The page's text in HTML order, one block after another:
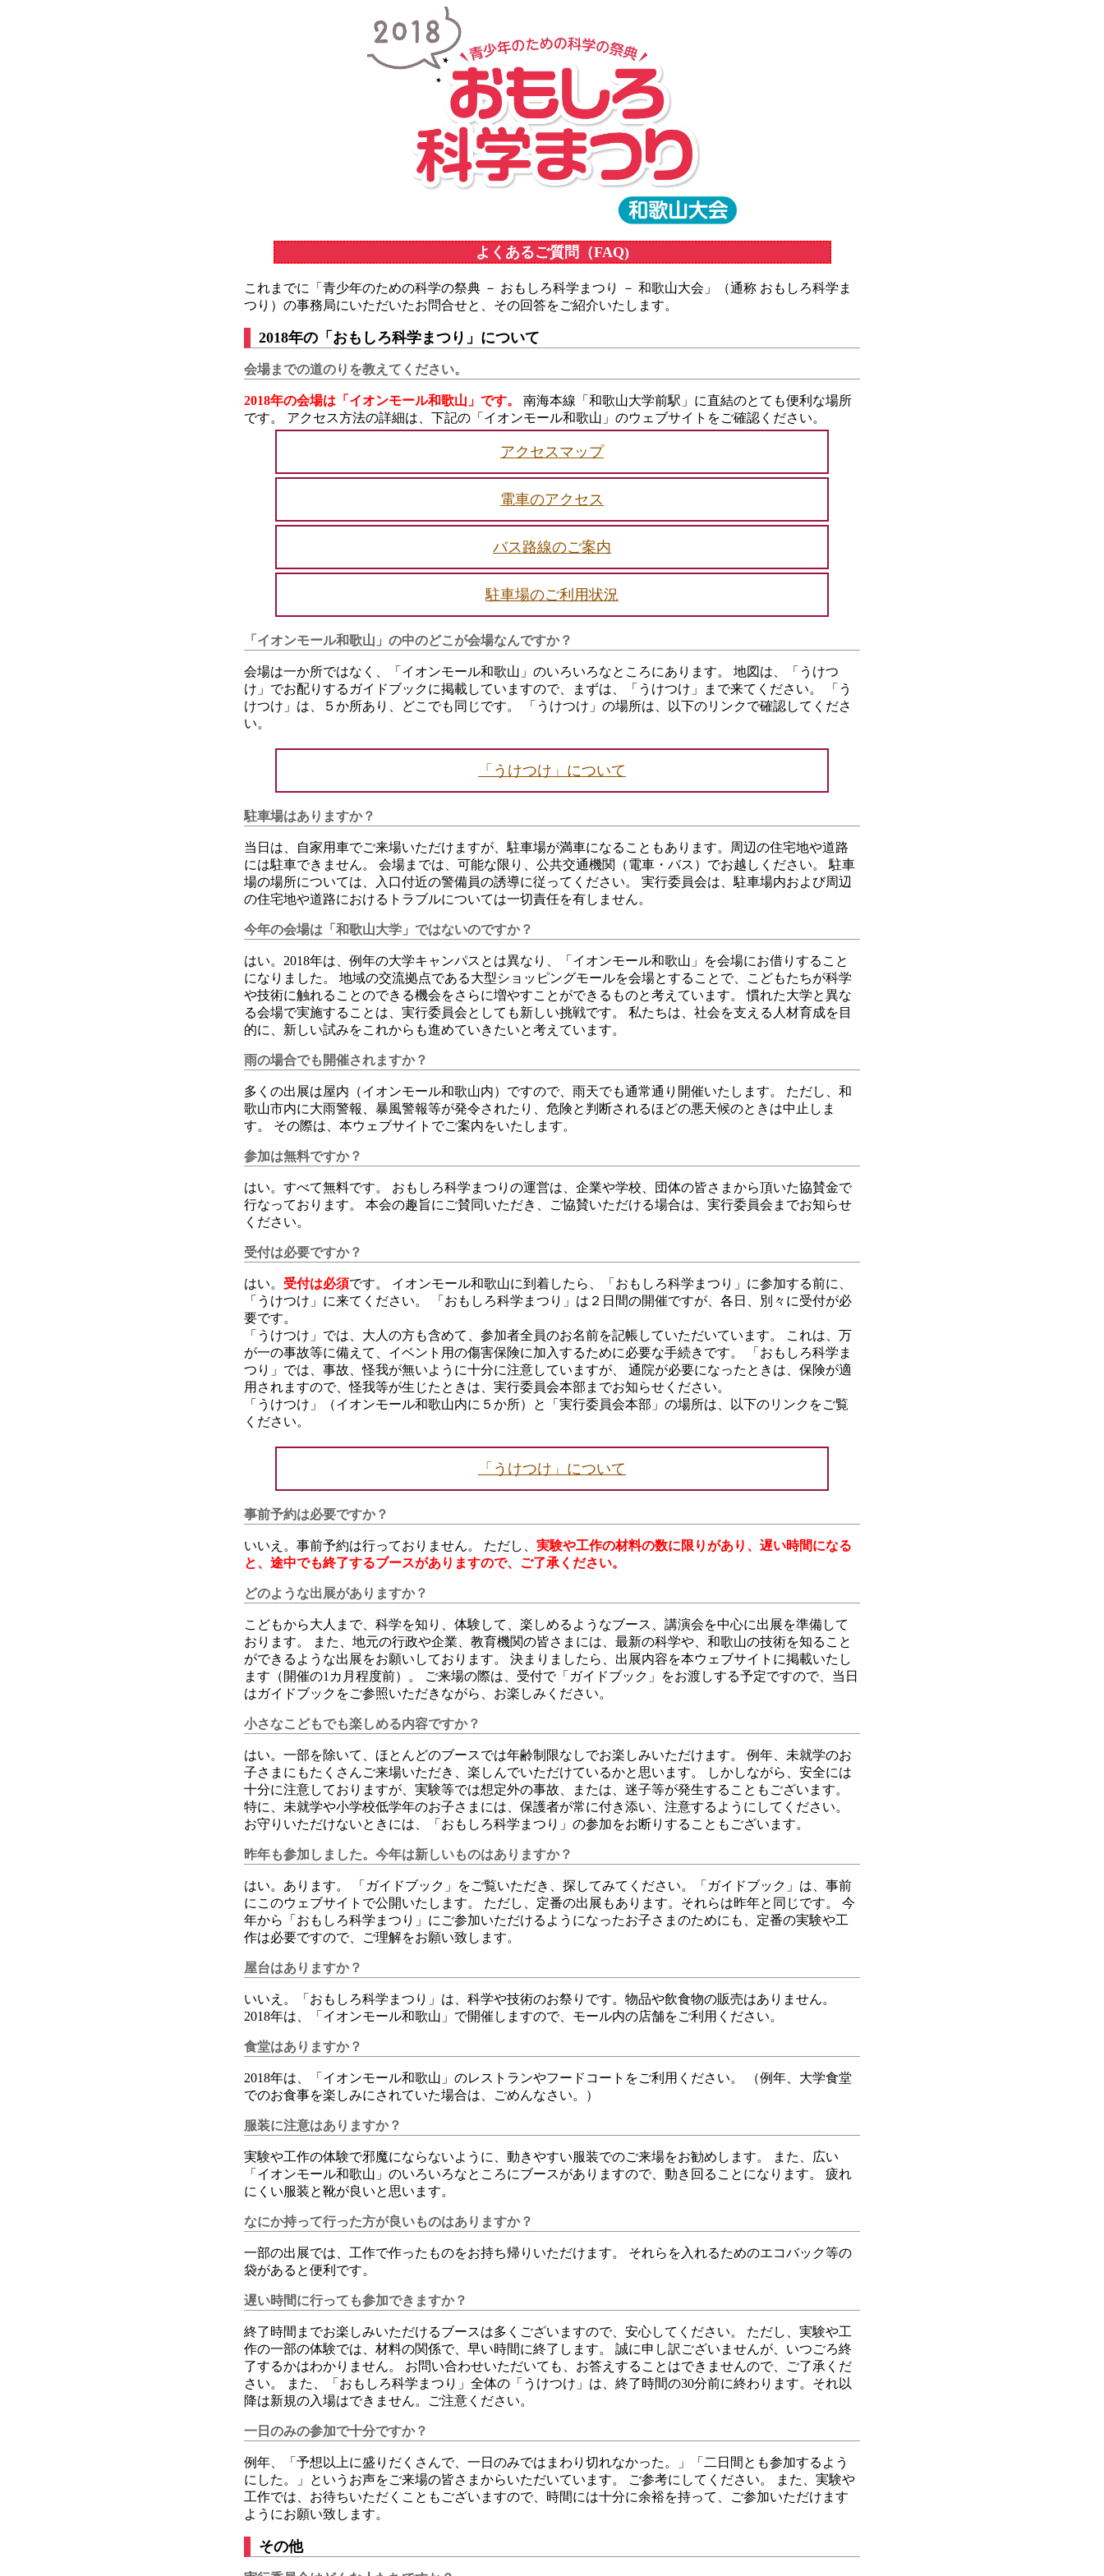
よくあるご質問（FAQ)
これまでに「青少年のための科学の祭典 － おもしろ科学まつり － 和歌山大会」（通称 おもしろ科学ま
つり）の事務局にいただいたお問合せと、その回答をご紹介いたします。
2018年の「おもしろ科学まつり」について
会場までの道のりを教えてください。
2018年の会場は「イオンモール和歌山」です。
南海本線「和歌山大学前駅」に直結のとても便利な場所
です。 アクセス方法の詳細は、下記の「イオンモール和歌山」のウェブサイトをご確認ください。
アクセスマップ
電車のアクセス
バス路線のご案内
駐車場のご利用状況
「イオンモール和歌山」の中のどこが会場なんですか？
会場は一か所ではなく、「イオンモール和歌山」のいろいろなところにあります。 地図は、「うけつ
け」でお配りするガイドブックに掲載していますので、まずは、「うけつけ」まで来てください。 「う
けつけ」は、５か所あり、どこでも同じです。 「うけつけ」の場所は、以下のリンクで確認してくださ
い。
「うけつけ」について
駐車場はありますか？
当日は、自家用車でご来場いただけますが、駐車場が満車になることもあります。周辺の住宅地や道路
には駐車できません。 会場までは、可能な限り、公共交通機関（電車・バス）でお越しください。 駐車
場の場所については、入口付近の警備員の誘導に従ってください。 実行委員会は、駐車場内および周辺
の住宅地や道路におけるトラブルについては一切責任を有しません。
今年の会場は「和歌山大学」ではないのですか？
はい。2018年は、例年の大学キャンパスとは異なり、「イオンモール和歌山」を会場にお借りすること
になりました。 地域の交流拠点である大型ショッピングモールを会場とすることで、こどもたちが科学
や技術に触れることのできる機会をさらに増やすことができるものと考えています。 慣れた大学と異な
る会場で実施することは、実行委員会としても新しい挑戦です。 私たちは、社会を支える人材育成を目
的に、新しい試みをこれからも進めていきたいと考えています。
雨の場合でも開催されますか？
多くの出展は屋内（イオンモール和歌山内）ですので、雨天でも通常通り開催いたします。 ただし、和
歌山市内に大雨警報、暴風警報等が発令されたり、危険と判断されるほどの悪天候のときは中止しま
す。 その際は、本ウェブサイトでご案内をいたします。
参加は無料ですか？
はい。すべて無料です。 おもしろ科学まつりの運営は、企業や学校、団体の皆さまから頂いた協賛金で
行なっております。 本会の趣旨にご賛同いただき、ご協賛いただける場合は、実行委員会までお知らせ
ください。
受付は必要ですか？
はい。 受付は必須です。 イオンモール和歌山に到着したら、「おもしろ科学まつり」に参加する前に、
「うけつけ」に来てください。 「おもしろ科学まつり」は２日間の開催ですが、各日、別々に受付が必
要です。
「うけつけ」では、大人の方も含めて、参加者全員のお名前を記帳していただいています。 これは、万
が一の事故等に備えて、イベント用の傷害保険に加入するために必要な手続きです。 「おもしろ科学ま
つり」では、事故、怪我が無いように十分に注意していますが、 通院が必要になったときは、保険が適
用されますので、怪我等が生じたときは、実行委員会本部までお知らせください。
「うけつけ」（イオンモール和歌山内に５か所）と「実行委員会本部」の場所は、以下のリンクをご覧
ください。
「うけつけ」について
事前予約は必要ですか？
いいえ。事前予約は行っておりません。 ただし、 実験や工作の材料の数に限りがあり、遅い時間になる
と、途中でも終了するブースがありますので、ご了承ください。
どのような出展がありますか？
こどもから大人まで、科学を知り、体験して、楽しめるようなブース、講演会を中心に出展を準備して
おります。 また、地元の行政や企業、教育機関の皆さまには、最新の科学や、和歌山の技術を知ること
ができるような出展をお願いしております。 決まりましたら、出展内容を本ウェブサイトに掲載いたし
ます（開催の1カ月程度前）。 ご来場の際は、受付で「ガイドブック」をお渡しする予定ですので、当日
はガイドブックをご参照いただきながら、お楽しみください。
小さなこどもでも楽しめる内容ですか？
はい。一部を除いて、ほとんどのブースでは年齢制限なしでお楽しみいただけます。 例年、未就学のお
子さまにもたくさんご来場いただき、楽しんでいただけているかと思います。 しかしながら、安全には
十分に注意しておりますが、実験等では想定外の事故、または、迷子等が発生することもございます。
特に、未就学や小学校低学年のお子さまには、保護者が常に付き添い、注意するようにしてください。
お守りいただけないときには、「おもしろ科学まつり」の参加をお断りすることもございます。
昨年も参加しました。今年は新しいものはありますか？
はい。あります。 「ガイドブック」をご覧いただき、探してみてください。「ガイドブック」は、事前
にこのウェブサイトで公開いたします。 ただし、定番の出展もあります。それらは昨年と同じです。 今
年から「おもしろ科学まつり」にご参加いただけるようになったお子さまのためにも、定番の実験や工
作は必要ですので、ご理解をお願い致します。
屋台はありますか？
いいえ。「おもしろ科学まつり」は、科学や技術のお祭りです。物品や飲食物の販売はありません。
2018年は、「イオンモール和歌山」で開催しますので、モール内の店舗をご利用ください。
食堂はありますか？
2018年は、「イオンモール和歌山」のレストランやフードコートをご利用ください。 （例年、大学食堂
でのお食事を楽しみにされていた場合は、ごめんなさい。）
服装に注意はありますか？
実験や工作の体験で邪魔にならないように、動きやすい服装でのご来場をお勧めします。 また、広い
「イオンモール和歌山」のいろいろなところにブースがありますので、動き回ることになります。 疲れ
にくい服装と靴が良いと思います。
なにか持って行った方が良いものはありますか？
一部の出展では、工作で作ったものをお持ち帰りいただけます。 それらを入れるためのエコバック等の
袋があると便利です。
遅い時間に行っても参加できますか？
終了時間までお楽しみいただけるブースは多くございますので、安心してください。 ただし、実験や工
作の一部の体験では、材料の関係で、早い時間に終了します。 誠に申し訳ございませんが、いつごろ終
了するかはわかりません。 お問い合わせいただいても、お答えすることはできませんので、ご了承くだ
さい。 また、「おもしろ科学まつり」全体の「うけつけ」は、終了時間の30分前に終わります。それ以
降は新規の入場はできません。ご注意ください。
一日のみの参加で十分ですか？
例年、「予想以上に盛りだくさんで、一日のみではまわり切れなかった。」「二日間とも参加するよう
にした。」というお声をご来場の皆さまからいただいています。 ご参考にしてください。 また、実験や
工作では、お待ちいただくこともございますので、時間には十分に余裕を持って、ご参加いただけます
ようにお願い致します。
その他